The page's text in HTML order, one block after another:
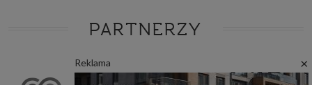
Reklama ×
PARTNERZY